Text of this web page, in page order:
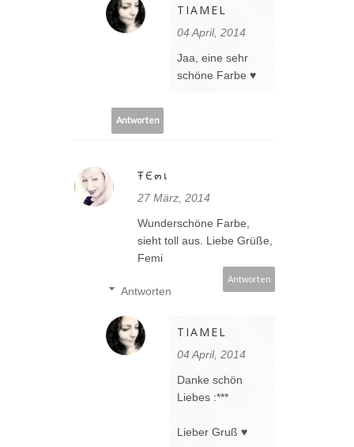
TIAMEL
04 April, 2014
Jaa, eine sehr
schöne Farbe ♥
Antworten
ŦЄ๓เ
27 März, 2014
Wunderschöne Farbe,
sieht toll aus. Liebe Grüße,
Femi
Antworten
Antworten
TIAMEL
04 April, 2014
Danke schön
Liebes :***
Lieber Gruß ♥